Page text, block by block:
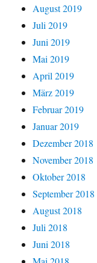
August 2019
Juli 2019
Juni 2019
Mai 2019
April 2019
März 2019
Februar 2019
Januar 2019
Dezember 2018
November 2018
Oktober 2018
September 2018
August 2018
Juli 2018
Juni 2018